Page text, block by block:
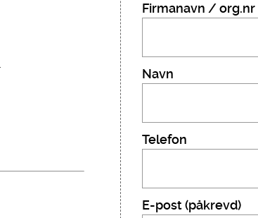
Firmanavn / org.nr
Navn
Telefon
E-post (påkrevd)